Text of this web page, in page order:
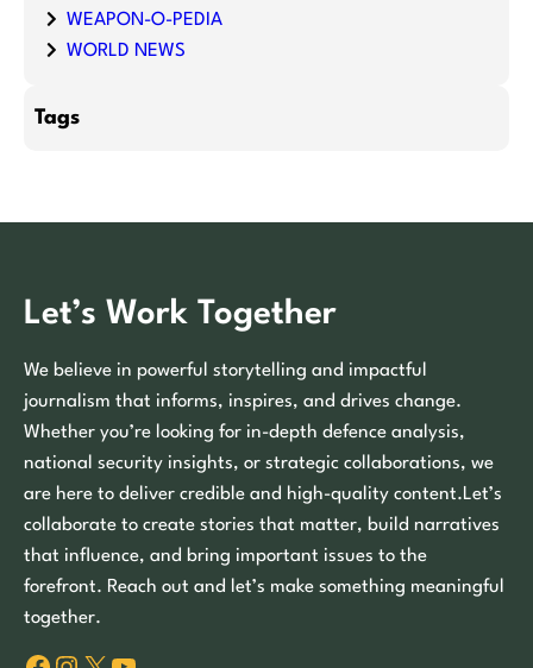
WEAPON-O-PEDIA
WORLD NEWS
Tags
Let’s Work Together
We believe in powerful storytelling and impactful
journalism that informs, inspires, and drives change.
Whether you’re looking for in-depth defence analysis,
national security insights, or strategic collaborations, we
are here to deliver credible and high-quality content.Let’s
collaborate to create stories that matter, build narratives
that influence, and bring important issues to the
forefront. Reach out and let’s make something meaningful
together.